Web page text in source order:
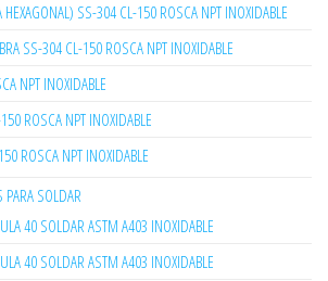
SS-304 CL-150 ROSCA NPT INOXIDABLE
SS-304 CL-150 ROSCA NPT INOXIDABLE
NPT INOXIDABLE
ROSCA NPT INOXIDABLE
ROSCA NPT INOXIDABLE
PARA SOLDAR
40 SOLDAR ASTM A403 INOXIDABLE
40 SOLDAR ASTM A403 INOXIDABLE